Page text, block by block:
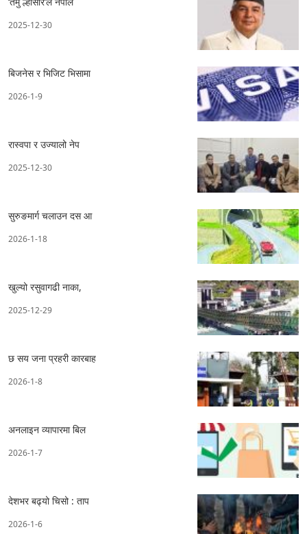
2025-12-30
बिजनेस र भिजिट भिसामा
2026-1-9
रास्वपा र उज्यालो नेप
2025-12-30
सुरुङमार्ग चलाउन दस आ
2026-1-18
खुल्यो रसुवागढी नाका,
2025-12-29
छ सय जना प्रहरी कारबाह
2026-1-8
अनलाइन व्यापारमा बिल
2026-1-7
देशभर बढ्यो चिसो : ताप
2026-1-6